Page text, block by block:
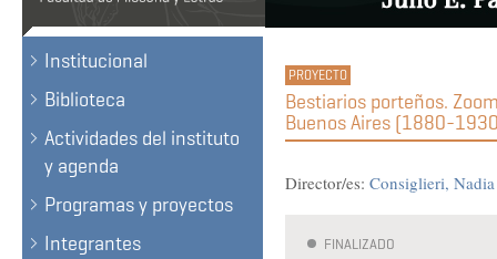
Institucional
Biblioteca
Actividades del instituto
y agenda
Programas y proyectos
Integrantes
Bestiarios porteños.
Buenos Aires (1880-
Director/es: Consiglieri,
FINALIZADO